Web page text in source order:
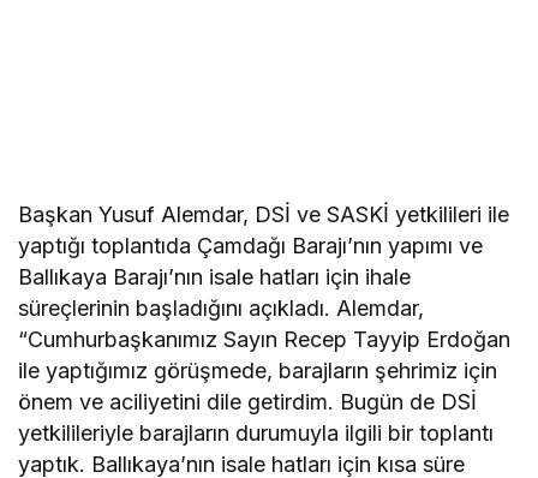
Başkan Yusuf Alemdar, DSİ ve SASKİ yetkilileri ile
yaptığı toplantıda Çamdağı Barajı’nın yapımı ve
Ballıkaya Barajı’nın isale hatları için ihale
süreçlerinin başladığını açıkladı. Alemdar,
“Cumhurbaşkanımız Sayın Recep Tayyip Erdoğan
ile yaptığımız görüşmede, barajların şehrimiz için
önem ve aciliyetini dile getirdim. Bugün de DSİ
yetkilileriyle barajların durumuyla ilgili bir toplantı
yaptık. Ballıkaya’nın isale hatları için kısa süre